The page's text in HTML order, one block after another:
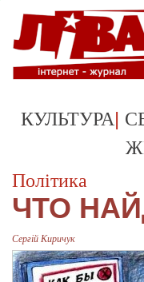
КУЛЬТУРА|
Політика
ЧТО
Сергій Киричук